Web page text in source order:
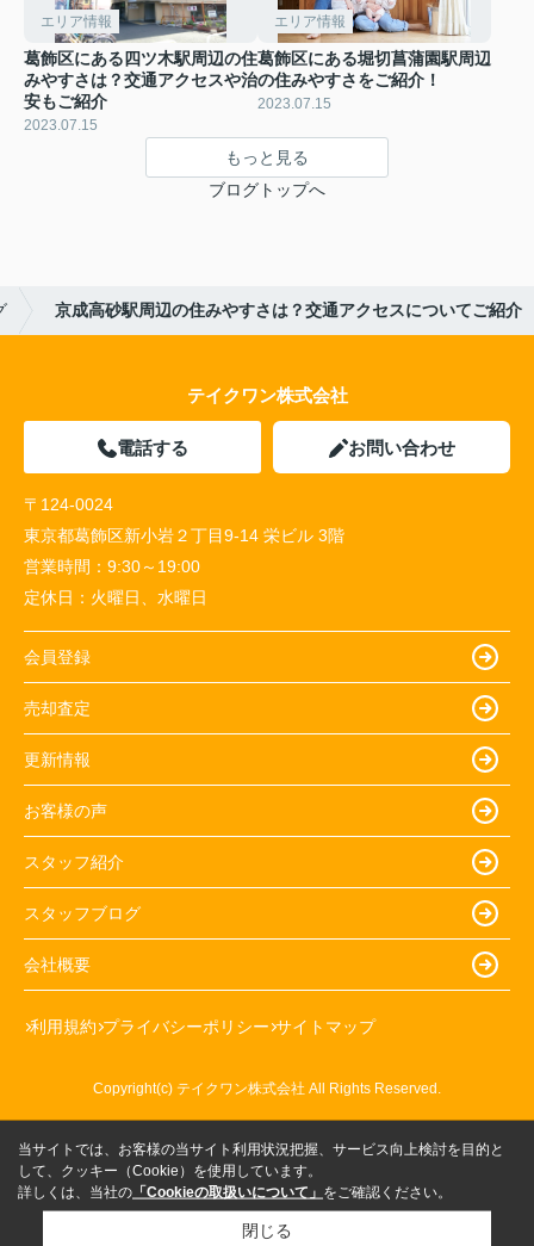
エリア情報
葛飾区にある四ツ木駅周辺の住
みやすさは？交通アクセスや治
安もご紹介
2023.07.15
エリア情報
葛飾区にある堀切菖蒲園駅周辺
の住みやすさをご紹介！
2023.07.15
もっと見る
ブログトップへ
京成高砂駅周辺の住みやすさは？交通アクセスについてご紹介
テイクワン株式会社
電話する お問い合わせ
〒124-0024
東京都葛飾区新小岩２丁目9-14 栄ビル 3階
営業時間： 9:30～19:00
定休日： 火曜日、水曜日
会員登録
売却査定
更新情報
お客様の声
スタッフ紹介
スタッフブログ
会社概要
利用規約 プライバシーポリシー サイトマップ
Copyright(c) テイクワン株式会社 All Rights Reserved.
当サイトでは、お客様の当サイト利用状況把握、サービス向上検討を目的と
して、クッキー（Cookie）を使用しています。
詳しくは、当社の 「Cookieの取扱いについて」 をご確認ください。
閉じる